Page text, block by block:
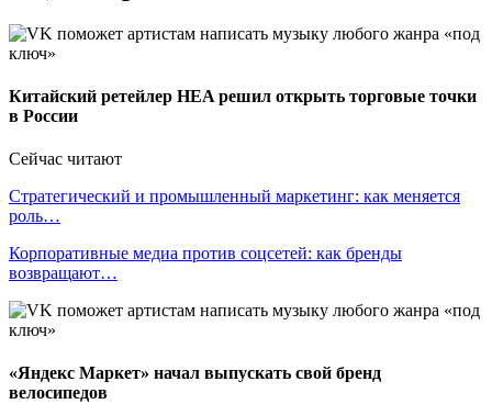
Китайский ретейлер HEA решил открыть торговые точки
в России
Сейчас читают
Стратегический и промышленный маркетинг: как меняется
роль…
Корпоративные медиа против соцсетей: как бренды
возвращают…
«Яндекс Маркет» начал выпускать свой бренд
велосипедов